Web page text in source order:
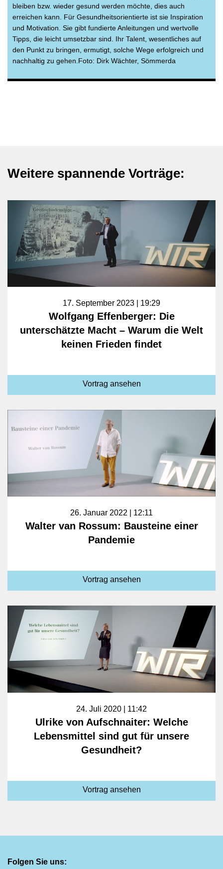
bleiben bzw. wieder gesund werden möchte, dies auch
erreichen kann. Für Gesundheitsorientierte ist sie Inspiration
und Motivation. Sie gibt fundierte Anleitungen und wertvolle
Tipps, die leicht umsetzbar sind. Ihr Talent, wesentliches auf
den Punkt zu bringen, ermutigt, solche Wege erfolgreich und
nachhaltig zu gehen.Foto: Dirk Wächter, Sömmerda
Weitere spannende Vorträge:
17. September 2023 | 19:29
Wolfgang Effenberger: Die
unterschätzte Macht – Warum die Welt
keinen Frieden findet
Vortrag ansehen
26. Januar 2022 | 12:11
Walter van Rossum: Bausteine einer
Pandemie
Vortrag ansehen
24. Juli 2020 | 11:42
Ulrike von Aufschnaiter: Welche
Lebensmittel sind gut für unsere
Gesundheit?
Vortrag ansehen
Folgen Sie uns: